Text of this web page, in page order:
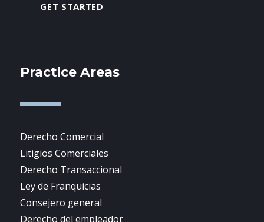
GET STARTED
Practice Areas
Derecho Comercial
Litigios Comerciales
Derecho Transaccional
Ley de Franquicias
Consejero general
Derecho del empleador